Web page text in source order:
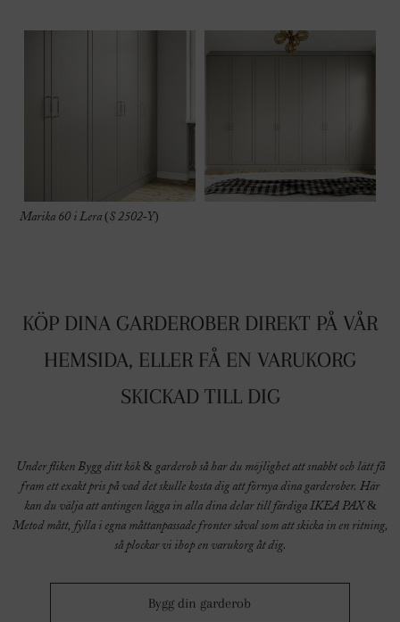
Marika 60 i Lera (S 2502-Y)
KÖP DINA GARDEROBER DIREKT PÅ VÅR
HEMSIDA, ELLER FÅ EN VARUKORG
SKICKAD TILL DIG
Under fliken Bygg ditt kök & garderob så har du möjlighet att snabbt och lätt få
fram ett exakt pris på vad det skulle kosta dig att förnya dina garderober. Här
kan du välja att antingen lägga in alla dina delar till färdiga IKEA PAX &
Metod mått, fylla i egna måttanpassade fronter såval som att skicka in en ritning,
så plockar vi ihop en varukorg åt dig.
Bygg din garderob